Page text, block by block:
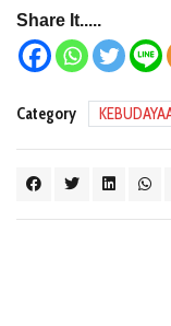
Share It.....
Category